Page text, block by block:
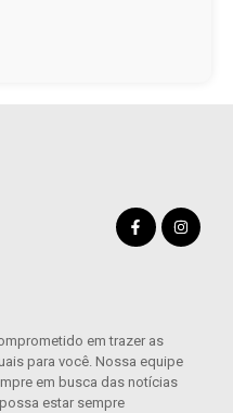
em trazer as
para você. Nossa equipe
em busca das notícias
estar sempre